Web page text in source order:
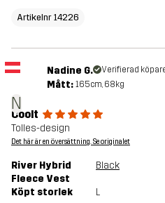
Artikelnr 14226
N
Nadine G. Verifierad
Mått: 165cm, 68kg
Coolt
Tolles-design
Det här är en översättning. Se originalet
River Hybrid
Fleece Vest
Black
Köpt storlek L